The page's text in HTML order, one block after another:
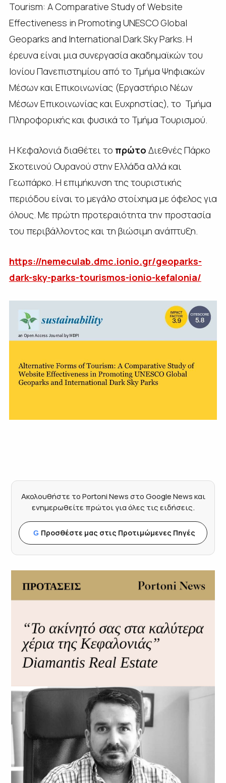
Tourism: A Comparative Study of Website
Effectiveness in Promoting UNESCO Global
Geoparks and International Dark Sky Parks. Η
έρευνα είναι μια συνεργασία ακαδημαϊκών του
Ιονίου Πανεπιστημίου από το Τμήμα Ψηφιακών
Μέσων και Επικοινωνίας (Εργαστήριο Νέων
Μέσων Επικοινωνίας και Ευχρηστίας), το Τμήμα
Πληροφορικής και φυσικά το Τμήμα Τουρισμού.
Η Κεφαλονιά διαθέτει το πρώτο Διεθνές Πάρκο
Σκοτεινού Ουρανού στην Ελλάδα αλλά και
Γεωπάρκο. Η επιμήκυνση της τουριστικής
περιόδου είναι το μεγάλο στοίχημα με όφελος για
όλους. Με πρώτη προτεραιότητα την προστασία
του περιβάλλοντος και τη βιώσιμη ανάπτυξη.
https://nemeculab.dmc.ionio.gr/geoparks-
dark-sky-parks-tourismos-ionio-kefalonia/
Ακολουθήστε το Portoni News στο Google News και
ενημερωθείτε πρώτοι για όλες τις ειδήσεις.
G Προσθέστε μας στις Προτιμώμενες Πηγές